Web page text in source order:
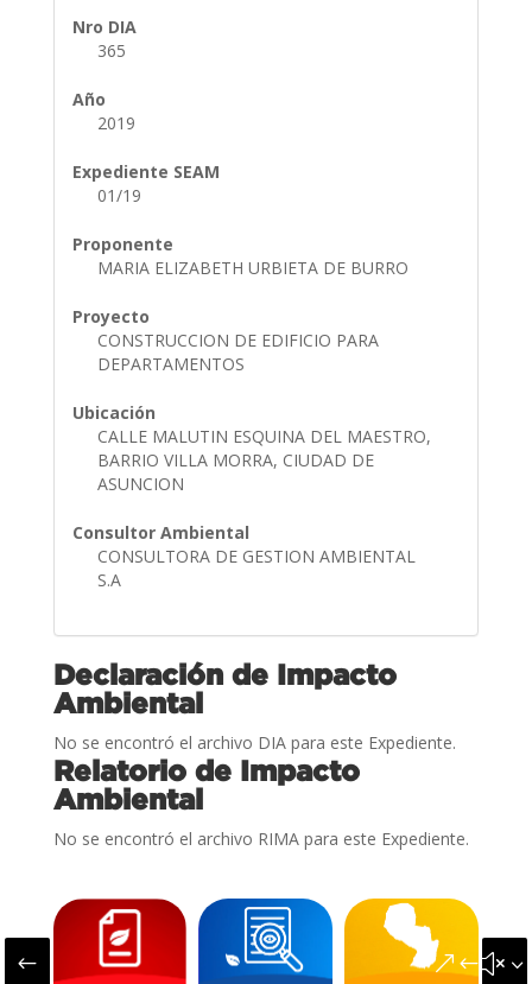
Nro DIA
365
Año
2019
Expediente SEAM
01/19
Proponente
MARIA ELIZABETH URBIETA DE BURRO
Proyecto
CONSTRUCCION DE EDIFICIO PARA
DEPARTAMENTOS
Ubicación
CALLE MALUTIN ESQUINA DEL MAESTRO,
BARRIO VILLA MORRA, CIUDAD DE
ASUNCION
Consultor Ambiental
CONSULTORA DE GESTION AMBIENTAL
S.A
Declaración de Impacto
Ambiental
No se encontró el archivo DIA para este Expediente.
Relatorio de Impacto
Ambiental
No se encontró el archivo RIMA para este Expediente.
#